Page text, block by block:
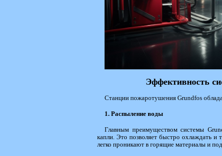
Эффективность
Станции пожаротушения Grundfos
1. Распыление воды
Главным преимуществом системы
капли. Это позволяет быстро охлаждать
легко проникают в горящие материалы и